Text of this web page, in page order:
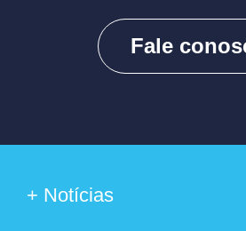
Fale
+ Notícias